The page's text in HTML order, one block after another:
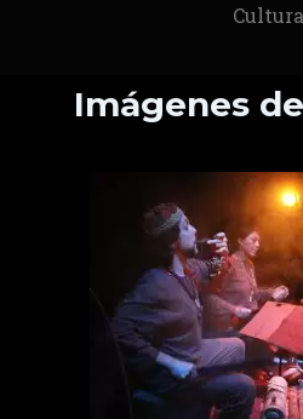
Imágenes